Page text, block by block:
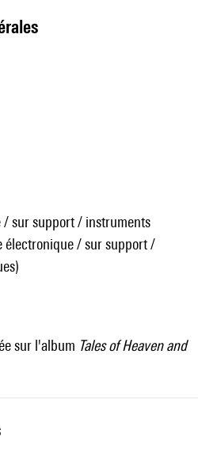
sur support / instruments
électronique / sur support /
sur l'album Tales of Heaven and